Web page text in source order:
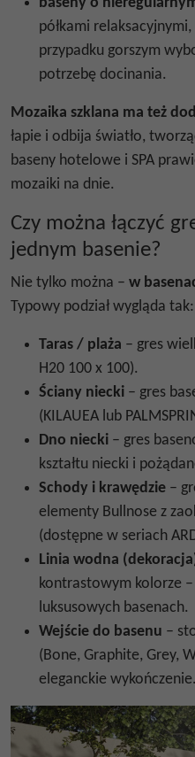
półkami
przypadku gorszym
potrzebę docinania.
Mozaika szklana ma też
łapie i odbija światło,
baseny hotelowe i SPA
mozaiki na dnie.
Czy można łączyć
jednym basenie?
Nie tylko można – w
Typowy podział wygląda tak:
Taras / plaża – gres
H20 100 x 100).
Ściany niecki – gres
(KILAUEA lub
Dno niecki – gres
kształtu niecki i
Schody i krawędzie –
elementy Bullnose z
(dostępne w seriach
Linia wodna
kontrastowym kolorze
luksusowych basenach.
Wejście do basenu –
(Bone, Graphite, Grey,
eleganckie wykończenie.